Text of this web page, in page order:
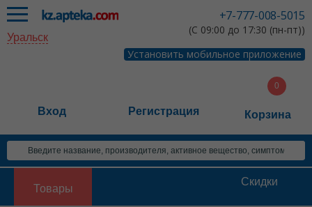
+7-777-008-5015
(С 09:00 до 17:30 (пн-пт))
Установить мобильное приложение
Уральск
Вход Регистрация Корзина
Товары
Скидки